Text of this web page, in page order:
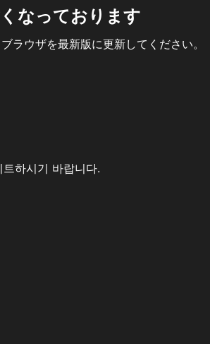
なっております
ラウザを最新版に更新してください。
하시기 바랍니다.